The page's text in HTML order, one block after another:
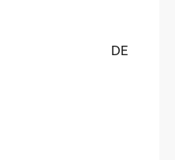
DE